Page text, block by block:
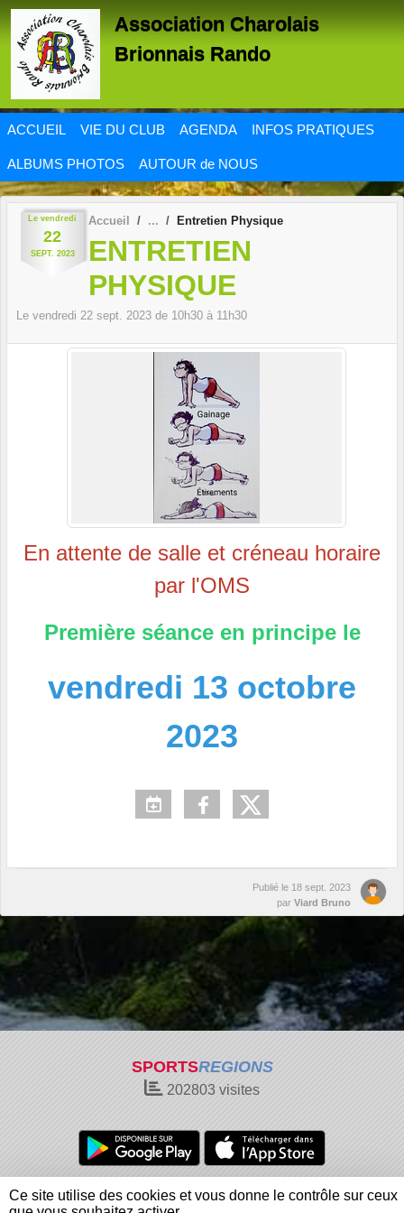
Association Charolais
Brionnais Rando
ACCUEIL VIE DU CLUB AGENDA INFOS PRATIQUES
ALBUMS PHOTOS AUTOUR de NOUS
Le vendredi
22
SEPT. 2023
Accueil Entretien Physique
ENTRETIEN
PHYSIQUE
Le vendredi 22 sept. 2023 de 10h30 à 11h30
En attente de salle et créneau horaire
par l'OMS
Première séance en principe le
vendredi 13 octobre
2023
Publié le 18 sept. 2023
par Viard Bruno
SPORTSREGIONS
202803 visites
Charte cookies
Gestion des cookies
Informations légales
Signaler un contenu inapproprié
Panneau de gestion des cookies
Ce site utilise des cookies et vous donne le contrôle sur ceux